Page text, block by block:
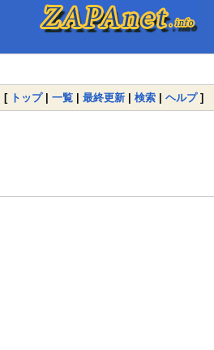
[ トップ| 一覧 | 最終更新 | 検索 | ヘルプ]